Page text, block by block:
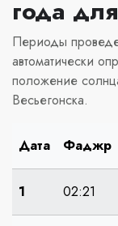
года
Периоды
автоматически
положение
Весьегонска.
Дата Фаджр
1 02:21